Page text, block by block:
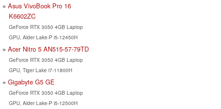
Asus VivoBook Pro 16
K6602ZC
GeForce RTX 3050 4GB Laptop
GPU, Alder Lake-P i5-12450H
Acer Nitro 5 AN515-57-79TD
GeForce RTX 3050 4GB Laptop
GPU, Tiger Lake i7-11800H
Gigabyte G5 GE
GeForce RTX 3050 4GB Laptop
GPU, Alder Lake-P i5-12500H